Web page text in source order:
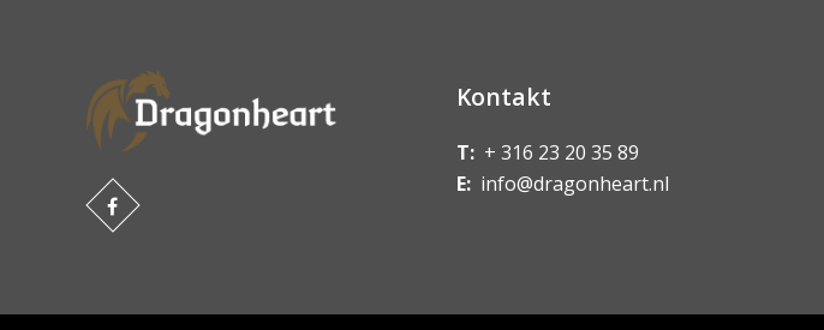
Kontakt
T: + 316 23 20 35 89
E: info@dragonheart.nl